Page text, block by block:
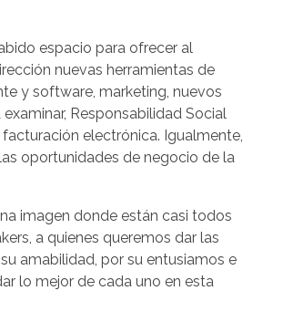
espacio para ofrecer al
nuevas herramientas de
y software, marketing, nuevos
Responsabilidad Social
electrónica. Igualmente,
oportunidades de negocio de la
imagen donde están casi todos
a quienes queremos dar las
amabilidad, por su entusiamos e
lo mejor de cada uno en esta